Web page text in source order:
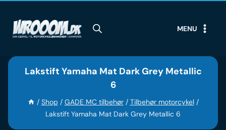
content
MENU
Lakstift Yamaha Mat Dark Grey Metallic
6
/ Shop / GADE MC tilbehør / Tilbehør motorcykel /
Lakstift Yamaha Mat Dark Grey Metallic 6